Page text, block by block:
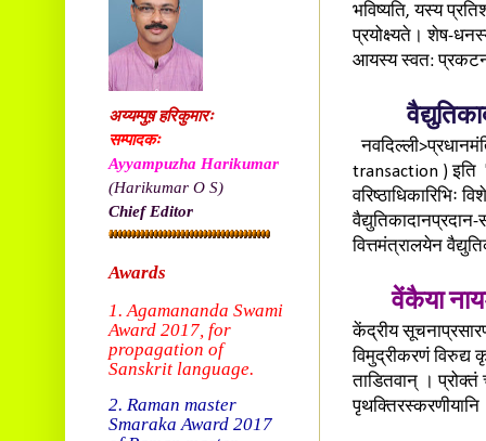
भविष्यति, यस्य
प्रयोक्ष्यते। शेष-
आयस्य स्वत:
transaction ) इति
वरिष्ठाधिकारिभिः
वैद्युतिकादानप्रदान-
वित्तमंत्रालयेन
वेंकैया
केंद्रीय
विमुद्रीकरणं विरुद्य
ताडितवान् ।
अय्यम्पुष़ हरिकुमारः
सम्पादकः
Ayyampuzha Harikumar
(Harikumar O S)
Chief Editor
Awards
1. Agamananda Swami
Award 2017, for
propagation of
Sanskrit language.
2. Raman master
Smaraka Award 2017